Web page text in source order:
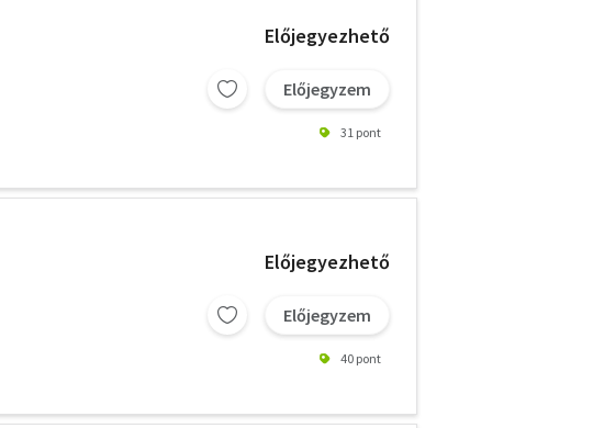
Előjegyezhető
Előjegyzem
31 pont
Előjegyezhető
Előjegyzem
40 pont